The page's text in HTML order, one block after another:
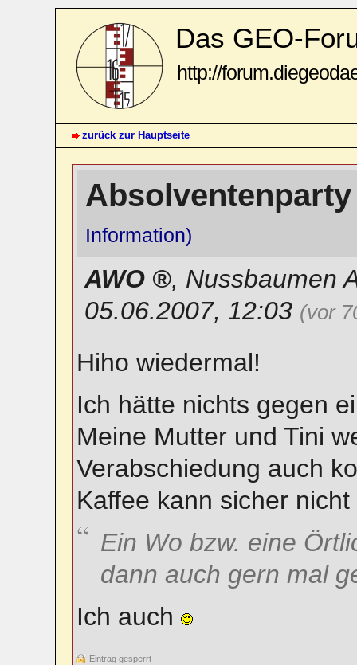
Das GEO-
http://
zurück zur Hauptseite
Information)
AWO , Nussbaumen
05.06.2007, 12:03 (vor
Hiho wiedermal!
Ich hätte nichts gegen
Meine Mutter und Tini
Verabschiedung auch
Kaffee kann sicher
Ein Wo bzw. eine
dann auch gern mal
Ich auch
Eintrag gesperrt